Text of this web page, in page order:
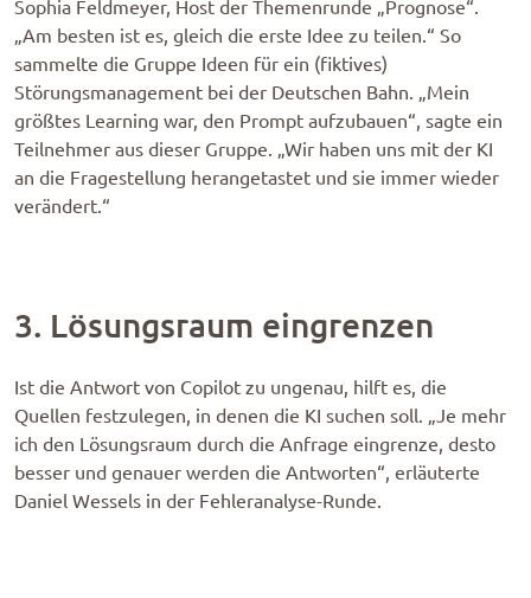
Sophia Feldmeyer, Host der Themenrunde „Prognose“.
„Am besten ist es, gleich die erste Idee zu teilen.“ So
sammelte die Gruppe Ideen für ein (fiktives)
Störungsmanagement bei der Deutschen Bahn. „Mein
größtes Learning war, den Prompt aufzubauen“, sagte ein
Teilnehmer aus dieser Gruppe. „Wir haben uns mit der KI
an die Fragestellung herangetastet und sie immer wieder
verändert.“
3. Lösungsraum eingrenzen
Ist die Antwort von Copilot zu ungenau, hilft es, die
Quellen festzulegen, in denen die KI suchen soll. „Je mehr
ich den Lösungsraum durch die Anfrage eingrenze, desto
besser und genauer werden die Antworten“, erläuterte
Daniel Wessels in der Fehleranalyse-Runde.